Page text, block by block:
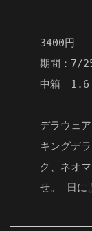
3400円
期間：7/
中箱 1.6
デラウェ
キングデ
ク、ネオ
せ。 日に